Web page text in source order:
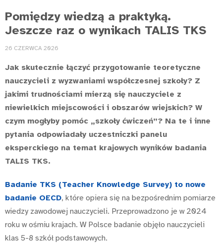
Pomiędzy wiedzą a praktyką.
Jeszcze raz o wynikach TALIS TKS
26 CZERWCA 2026
Jak skutecznie łączyć przygotowanie teoretyczne
nauczycieli z wyzwaniami współczesnej szkoły? Z
jakimi trudnościami mierzą się nauczyciele z
niewielkich miejscowości i obszarów wiejskich? W
czym mogłyby pomóc „szkoły ćwiczeń”? Na te i inne
pytania odpowiadały uczestniczki panelu
eksperckiego na temat krajowych wyników badania
TALIS TKS.
Badanie TKS (Teacher Knowledge Survey) to nowe
badanie OECD, które opiera się na bezpośrednim pomiarze
wiedzy zawodowej nauczycieli. Przeprowadzono je w 2024
roku w ośmiu krajach. W Polsce badanie objęło nauczycieli
klas 5-8 szkół podstawowych.